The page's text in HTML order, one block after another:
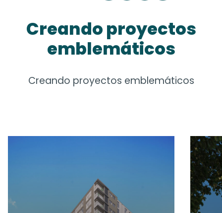
Creando proyectos
emblemáticos
Creando proyectos emblemáticos